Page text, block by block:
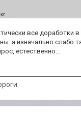
все доработки
а изначально слабо
естественно...